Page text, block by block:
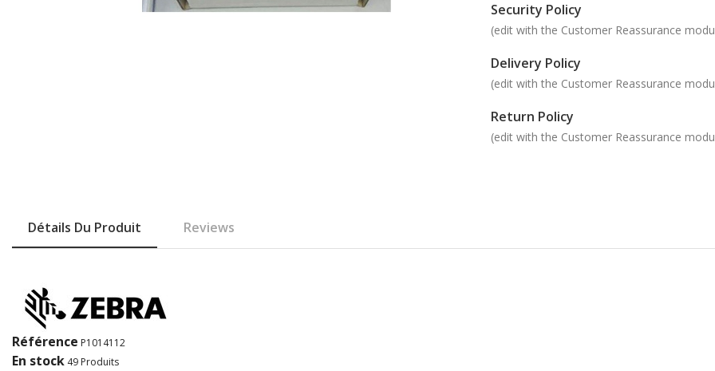
Security Policy
(edit with the Customer Reassurance
Delivery Policy
(edit with the Customer Reassurance
Return Policy
(edit with the Customer Reassurance
Détails Du Produit Reviews
Référence P1014112
En stock 49 Produits